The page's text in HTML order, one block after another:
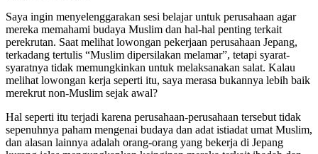
Saya ingin menyelenggarakan sesi belajar untuk perusahaan agar
mereka memahami budaya Muslim dan hal-hal penting terkait
perekrutan. Saat melihat lowongan pekerjaan perusahaan Jepang,
terkadang tertulis “Muslim dipersilakan melamar”, tetapi syarat-
syaratnya tidak memungkinkan untuk melaksanakan salat. Kalau
melihat lowongan kerja seperti itu, saya merasa bukannya lebih baik
merekrut non-Muslim sejak awal?
Hal seperti itu terjadi karena perusahaan-perusahaan tersebut tidak
sepenuhnya paham mengenai budaya dan adat istiadat umat Muslim,
dan alasan lainnya adalah orang-orang yang bekerja di Jepang